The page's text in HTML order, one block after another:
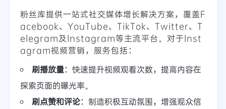
粉丝库提供一站式社交媒体增长解决方案，覆盖F
acebook、YouTube、TikTok、Twitter、T
elegram及Instagram等主流平台。对于Inst
agram视频营销，服务包括：
刷播放量：快速提升视频观看次数，提高内容在
探索页面的曝光率。
刷点赞和评论：制造积极互动氛围，增强观众信